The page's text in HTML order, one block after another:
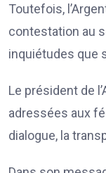
Toutefois,
contestation au
inquiétudes que
Le président de
adressées aux
dialogue, la